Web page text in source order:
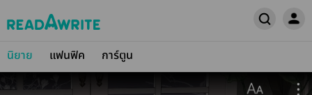
นิยาย แฟนฟิค การ์ตูน